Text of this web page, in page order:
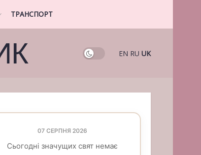
ТРАНСПОРТ
EN RU UK
07 СЕРПНЯ 2026
Сьогодні значущих свят немає